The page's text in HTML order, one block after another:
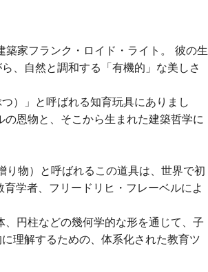
家フランク・ロイド・ライト。 彼の生
、自然と調和する「有機的」な美しさ
）」と呼ばれる知育玩具にありまし
恩物と、そこから生まれた建築哲学に
物）と呼ばれるこの道具は、世界で初
学者、フリードリヒ・フレーベルによ
円柱などの幾何学的な形を通じて、子
理解するための、体系化された教育ツ